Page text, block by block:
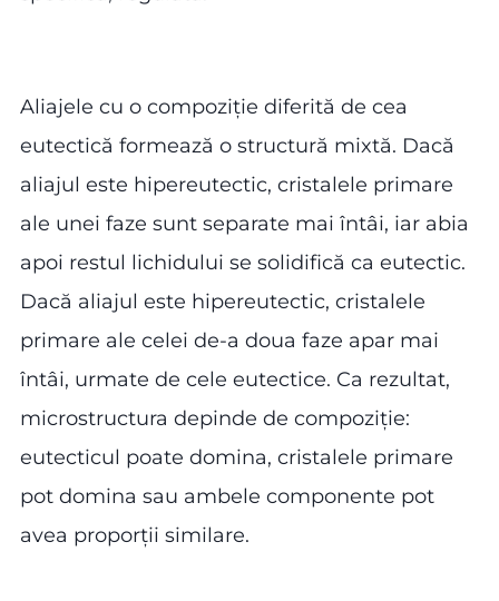
Aliajele cu o compoziție diferită de cea
eutectică formează o structură mixtă. Dacă
aliajul este hipereutectic, cristalele primare
ale unei faze sunt separate mai întâi, iar abia
apoi restul lichidului se solidifică ca eutectic.
Dacă aliajul este hipereutectic, cristalele
primare ale celei de-a doua faze apar mai
întâi, urmate de cele eutectice. Ca rezultat,
microstructura depinde de compoziție:
eutecticul poate domina, cristalele primare
pot domina sau ambele componente pot
avea proporții similare.